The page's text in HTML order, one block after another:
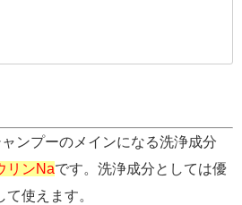
ンプーのメインになる洗浄成分
リンNaです。洗浄成分としては優
使えます。